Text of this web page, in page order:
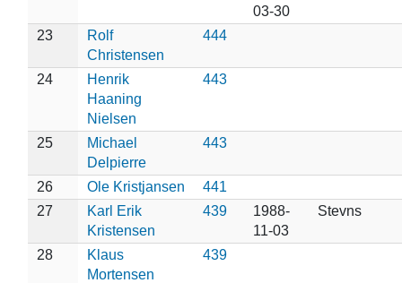
03-30
23
Rolf
Christensen
444
24
Henrik
Haaning
Nielsen
443
25
Michael
Delpierre
443
26 Ole Kristjansen
441
27
Karl Erik
Kristensen
439
1988-
11-03
Stevns
28
Klaus
Mortensen
439